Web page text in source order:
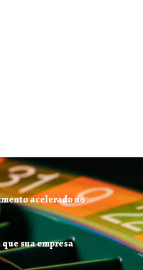
acelerado no
sua empresa